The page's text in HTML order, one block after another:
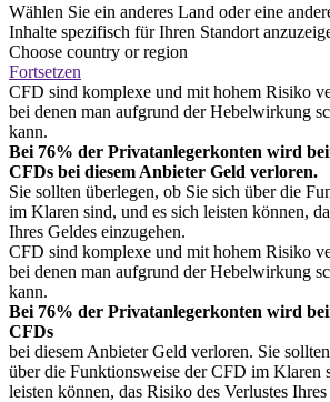
Wählen Sie ein anderes Land oder eine
Inhalte spezifisch für Ihren Standort
Choose country or region
Fortsetzen
CFD sind komplexe und mit hohem Risiko
bei denen man aufgrund der Hebelwirkung
kann.
Bei 76% der Privatanlegerkonten wird
CFDs bei diesem Anbieter Geld verloren.
Sie sollten überlegen, ob Sie sich über die
im Klaren sind, und es sich leisten können,
Ihres Geldes einzugehen.
CFD sind komplexe und mit hohem Risiko
bei denen man aufgrund der Hebelwirkung
kann.
Bei 76% der Privatanlegerkonten wird
CFDs
bei diesem Anbieter Geld verloren. Sie
über die Funktionsweise der CFD im Klaren
leisten können, das Risiko des Verlustes